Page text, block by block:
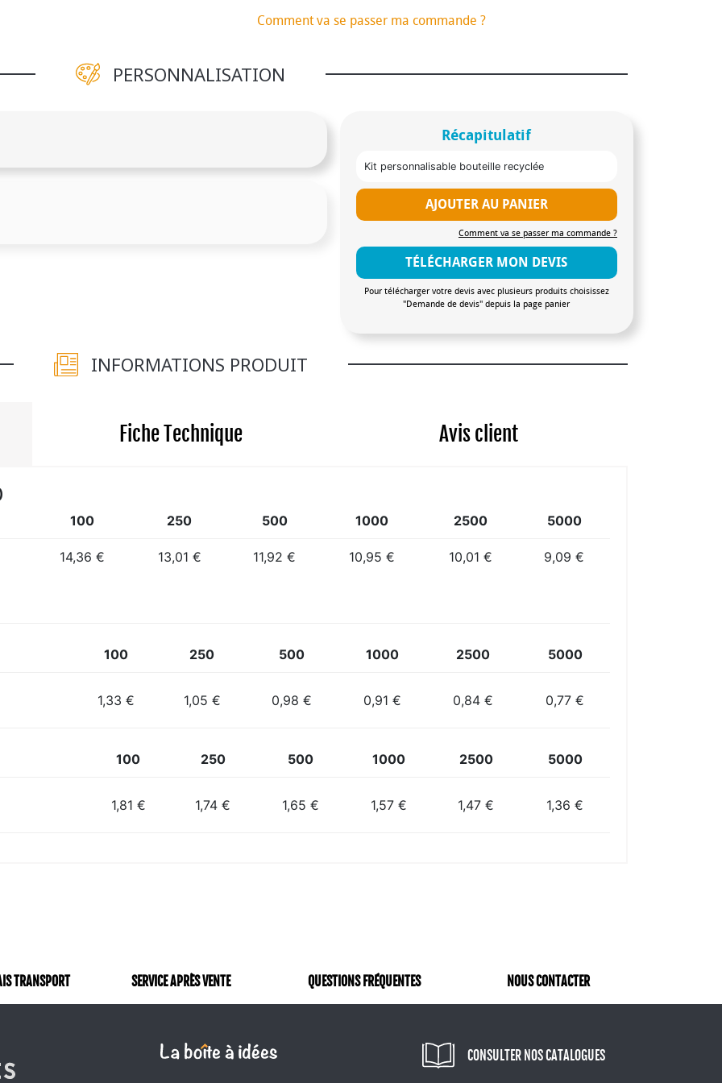
Comment va se passer ma commande ?
PERSONNALISATION
Récapitulatif
Kit personnalisable bouteille recyclée
AJOUTER AU PANIER
Comment va se passer ma commande ?
TÉLÉCHARGER MON DEVIS
Pour télécharger votre devis avec plusieurs produits choisissez
"Demande de devis" depuis la page panier
INFORMATIONS PRODUIT
Fiche Technique Avis client
100
250 500 1000 2500 5000
14,36 € 13,01 € 11,92 € 10,95 € 10,01 € 9,09 €
100 250 500 1000 2500 5000
1,33 € 1,05 € 0,98 € 0,91 € 0,84 € 0,77 €
100 250 500 1000 2500 5000
1,81 € 1,74 € 1,65 € 1,57 € 1,47 € 1,36 €
TRANSPORT SERVICE APRÈS VENTE QUESTIONS FRÉQUENTES NOUS CONTACTER
CONSULTER NOS CATALOGUES